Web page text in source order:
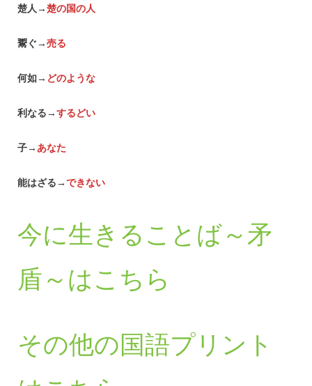
楚人→楚の国の人
鬻ぐ→売る
何如→ どのような
利なる→するどい
子→ あなた
能はざる→できない
今に生きることば～矛
盾～はこちら
その他の国語プリント